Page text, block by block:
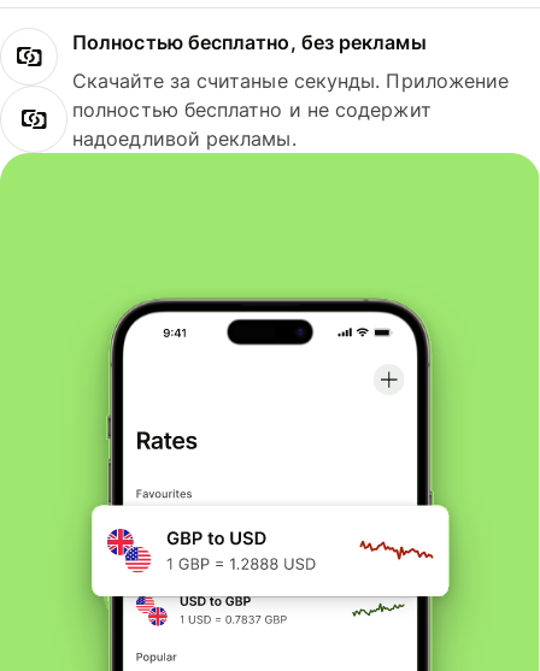
Полностью бесплатно, без рекламы
Скачайте за считаные секунды. Приложение
полностью бесплатно и не содержит
надоедливой рекламы.